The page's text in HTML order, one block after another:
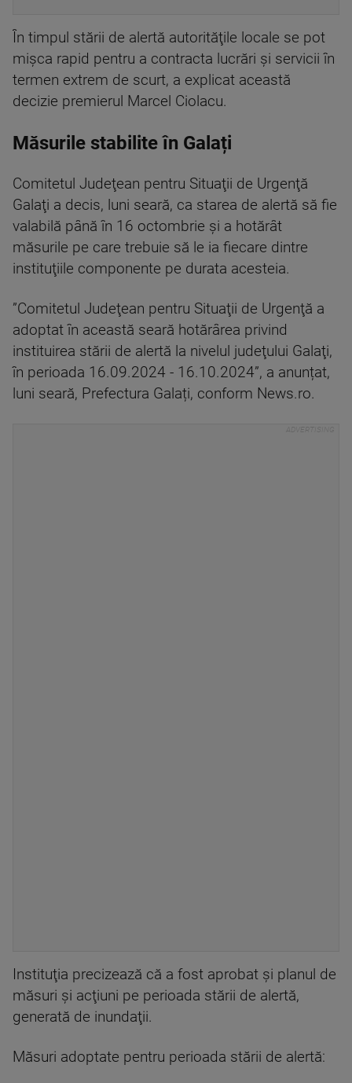
În timpul stării de alertă autorităţile locale se pot
mişca rapid pentru a contracta lucrări şi servicii în
termen extrem de scurt, a explicat această
decizie premierul Marcel Ciolacu.
Măsurile stabilite în Galați
Comitetul Judeţean pentru Situaţii de Urgenţă
Galaţi a decis, luni seară, ca starea de alertă să fie
valabilă până în 16 octombrie şi a hotărât
măsurile pe care trebuie să le ia fiecare dintre
instituţiile componente pe durata acesteia.
”Comitetul Judeţean pentru Situaţii de Urgenţă a
adoptat în această seară hotărârea privind
instituirea stării de alertă la nivelul judeţului Galaţi,
în perioada 16.09.2024 - 16.10.2024”, a anunțat,
luni seară, Prefectura Galați, conform News.ro.
Instituţia precizează că a fost aprobat şi planul de
măsuri şi acţiuni pe perioada stării de alertă,
generată de inundaţii.
Măsuri adoptate pentru perioada stării de alertă: